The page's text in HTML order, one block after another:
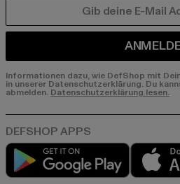
Informationen dazu, wie DefShop mit
in unserer Datenschutzerklärung. Du
abmelden. Datenschutzerklärung lesen.
Play